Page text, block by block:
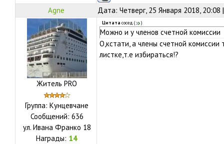
Agne Дата: Четверг, 25 Января 2018,
Житель PRO
Группа: Кунцевчане
Сообщений: 636
ул. Ивана Франко 18
Награды: 14
Цитата сосед ( )
Можно и у членов счетной комиссии
О,кстати, а члены счетной
листке,т.е избираться!?